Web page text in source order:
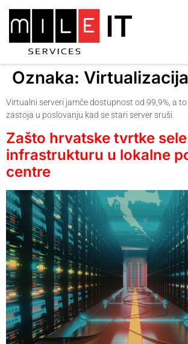
Oznaka: Virtualizacija
Virtualni serveri jamče dostupnost od 99,9%, a
zastoja u poslovanju kad se stari server sruši.
Zašto hrvatske tvrtke
infrastrukturu u lokalne
centre